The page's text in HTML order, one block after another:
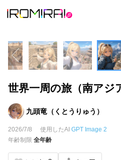
世界一周の旅（南アジ
九頭竜（くとうりゅう）
2026/7/8 使用したAI GPT Image 2
年齢制限 全年齢